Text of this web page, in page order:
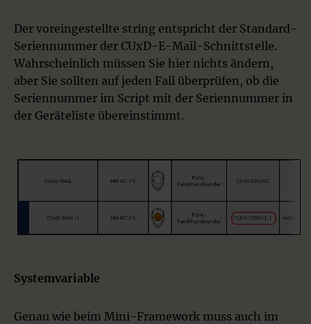
Der voreingestellte string entspricht der Standard-
Seriennummer der CUxD-E-Mail-Schnittstelle.
Wahrscheinlich müssen Sie hier nichts ändern,
aber Sie sollten auf jeden Fall überprüfen, ob die
Seriennummer im Script mit der Seriennummer in
der Geräteliste übereinstimmt.
Systemvariable
Genau wie beim Mini-Framework muss auch im